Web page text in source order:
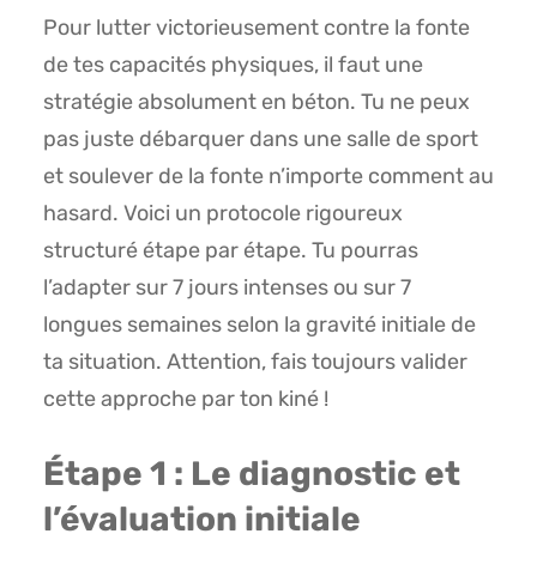
Pour lutter victorieusement contre la fonte
de tes capacités physiques, il faut une
stratégie absolument en béton. Tu ne peux
pas juste débarquer dans une salle de sport
et soulever de la fonte n’importe comment au
hasard. Voici un protocole rigoureux
structuré étape par étape. Tu pourras
l’adapter sur 7 jours intenses ou sur 7
longues semaines selon la gravité initiale de
ta situation. Attention, fais toujours valider
cette approche par ton kiné !
Étape 1 : Le diagnostic et
l’évaluation initiale